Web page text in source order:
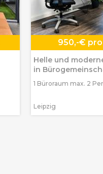
950,-€
Helle und
in
Eutritzsch
1 Büroraum max. 2
Leipzig